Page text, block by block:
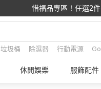
惜福品專區！任選2
垃圾桶 除濕器 行動電源
休閒娛樂 服飾配件